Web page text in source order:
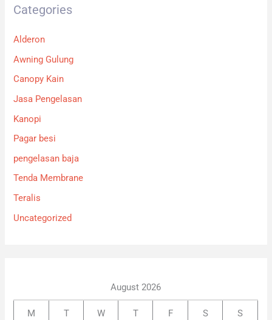
Categories
Alderon
Awning Gulung
Canopy Kain
Jasa Pengelasan
Kanopi
Pagar besi
pengelasan baja
Tenda Membrane
Teralis
Uncategorized
August 2026
M T W T F S S